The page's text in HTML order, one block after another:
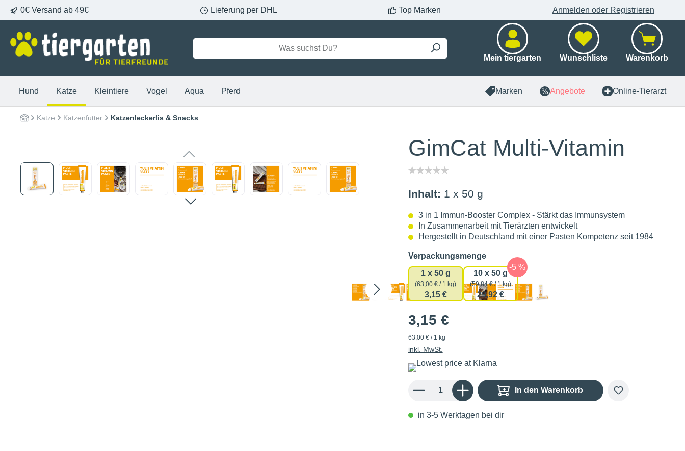
Zur Hauptnavigation springen
0€ Versand ab 49€ Lieferung per DHL Top Marken Anmelden oder Registrieren
Mein tiergarten Wunschliste Warenkorb
Hund Katze Kleintiere Vogel Aqua Pferd Marken Angebote Online-Tierarzt
Katze Katzenfutter Katzenleckerlis & Snacks
GimCat Multi-Vitamin
Inhalt: 1 x 50 g
3 in 1 Immun-Booster Complex - Stärkt das Immunsystem
In Zusammenarbeit mit Tierärzten entwickelt
Hergestellt in Deutschland mit einer Pasten Kompetenz seit 1984
Verpackungsmengeauswählen
1 x 50 g
(63,00 € / 1 kg)
3,15 €
10 x 50 g
(59,84 € / 1 kg)
29,92 €
3,15 €
63,00 € / 1 kg
inkl. MwSt.
Produkt Anzahl: Gib den gewünschten Wert ein oder benutze die Schaltflächen um die Anzahl zu
In den Warenkorb
in 3-5 Werktagen bei dir